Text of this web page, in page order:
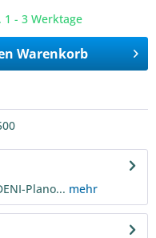
- 3 Werktage
Warenkorb
Plano... mehr